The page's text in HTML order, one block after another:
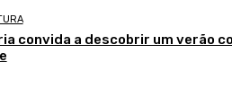
convida a descobrir um verão